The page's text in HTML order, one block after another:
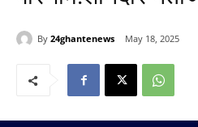
By 24ghantenews May 18, 2025